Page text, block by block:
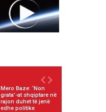
Mero Baze: ‘Non
grata’-at shqiptare në
rajon duhet të jenë
edhe politike